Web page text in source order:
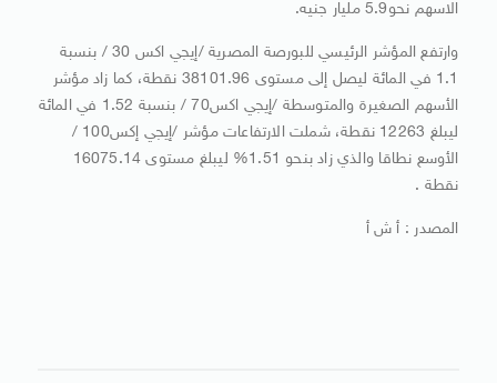
الاسهم نحو5.9 مليار جنيه.
وارتفع المؤشر الرئيسي للبورصة المصرية /إيجي اكس 30 / بنسبة
1.1 في المائة ليصل إلى مستوى 38101.96 نقطة، كما زاد مؤشر
الأسهم الصغيرة والمتوسطة /إيجي اكس70 / بنسبة 1.52 في المائة
ليبلغ 12263 نقطة، شملت الارتفاعات مؤشر /إيجي إكس100 /
الأوسع نطاقا والذي زاد بنحو 1.51% ليبلغ مستوى 16075.14
نقطة .
المصدر : أ ش أ